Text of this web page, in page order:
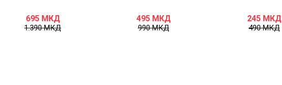
695 МКД
1.390МКД
495 МКД
990МКД
245 МКД
490МКД